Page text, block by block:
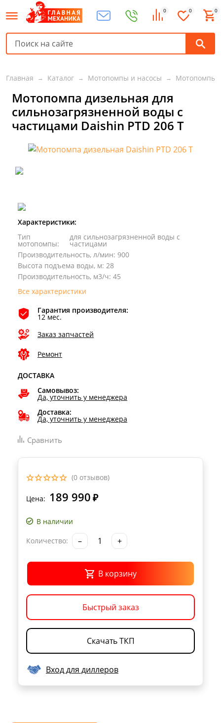
0 0 0
Главная Каталог Мотопомпы и насосы Мотопомпы
Мотопомпа дизельная для
сильнозагрязненной воды с
частицами Daishin PTD 206 T
Характеристики:
Тип
мотопомпы:
для сильнозагрязненной воды с
частицами
Производительность, л/мин: 900
Высота подъема воды, м: 28
Производительность, м3/ч: 45
Все характеристики
Гарантия производителя:
12 мес.
Заказ запчастей
Ремонт
ДОСТАВКА
Самовывоз:
Да, уточнить у менеджера
Доставка:
Да, уточнить у менеджера
Сравнить
(0 отзывов)
Цена: 189 990 ₽
В наличии
Количество: – +
В корзину
Быстрый заказ
Скачать ТКП
Вход для диллеров